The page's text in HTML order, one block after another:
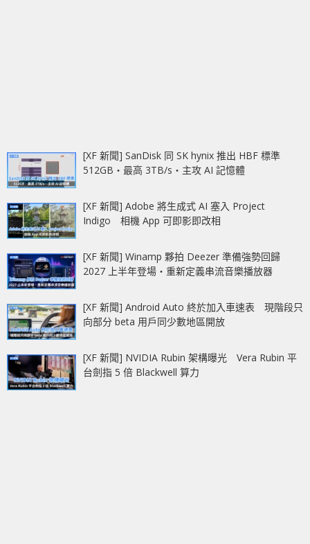
[XF 新聞] SanDisk 同 SK hynix 推出 HBF 標準
512GB‧最高 3TB/s‧主攻 AI 記憶體
[XF 新聞] Adobe 將生成式 AI 塞入 Project
Indigo 相機 App 可即影即改相
[XF 新聞] Winamp 夥拍 Deezer 準備強勢回歸
2027 上半年登場‧重新定義串流音樂播放器
[XF 新聞] Android Auto 終於加入車速表 現階段只
向部分 beta 用戶同少數地區開放
[XF 新聞] NVIDIA Rubin 架構曝光 Vera Rubin 平
台劍指 5 倍 Blackwell 算力